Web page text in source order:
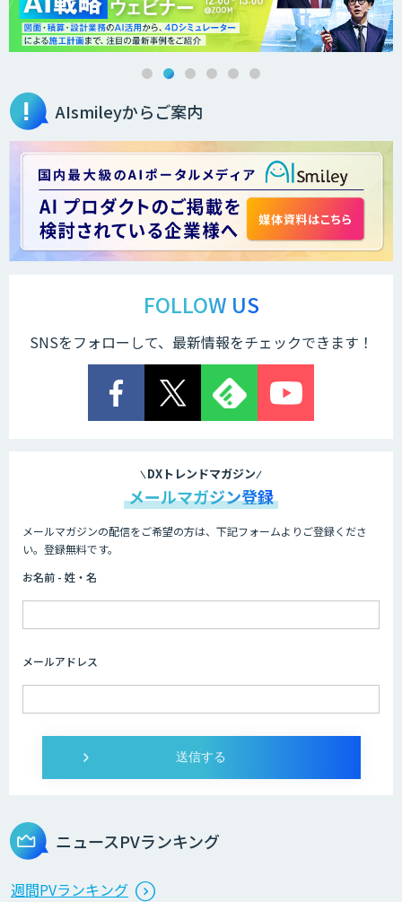
AIsmileyからご案内
FOLLOW US
SNSをフォローして、最新情報をチェックできます！
DXトレンドマガジン
メールマガジン登録
メールマガジンの配信をご希望の方は、下記フォームよりご登録くださ
い。登録無料です。
お名前 - 姓・名
メールアドレス
ニュースPVランキング
週間PVランキング